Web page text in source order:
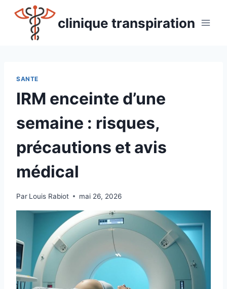
contenu
clinique transpiration
SANTE
IRM enceinte d’une
semaine : risques,
précautions et avis
médical
Par Louis Rabiot mai 26, 2026